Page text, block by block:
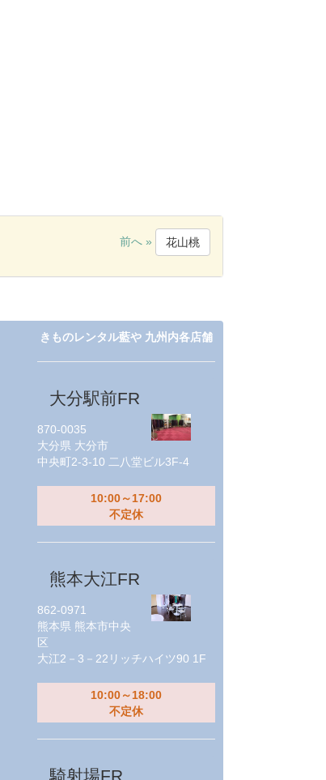
前へ » 花山桃
きものレンタル藍や 九州内各店舗
大分駅前FR
870-0035
大分県 大分市
中央町2-3-10 二八堂ビル3F-4
10:00～17:00
不定休
熊本大江FR
862-0971
熊本県 熊本市中央
区
大江2－3－22リッチハイツ90 1F
10:00～18:00
不定休
騎射場FR